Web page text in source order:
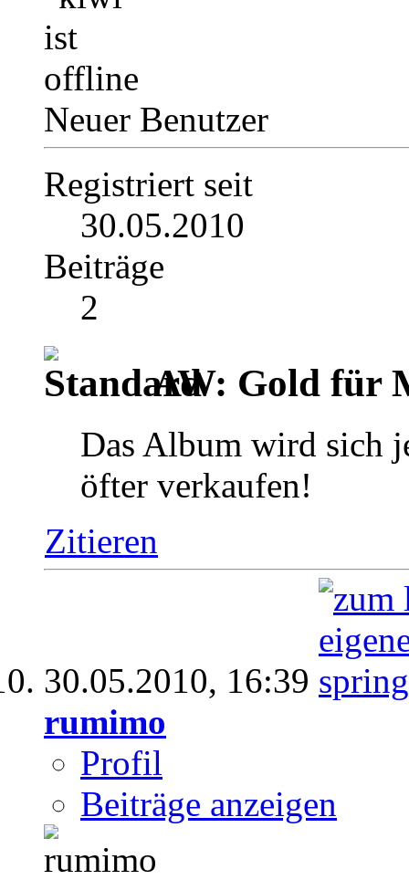
Neuer Benutzer
Registriert seit
30.05.2010
Beiträge
2
AW: Gold für
Das Album wird sich
öfter verkaufen!
Zitieren
30.05.2010, 16:39
rumimo
Profil
Beiträge anzeigen